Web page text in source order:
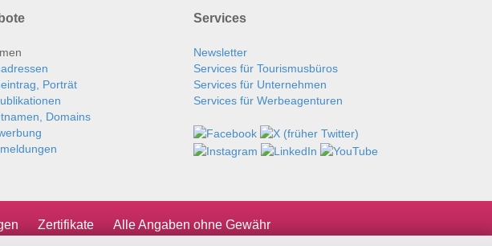
Porträt
Domains
Services
Newsletter
Services für Tourismusbüros
Services für Unternehmen
Services für Werbeagenturen
Zertifikate Alle Angaben ohne Gewähr